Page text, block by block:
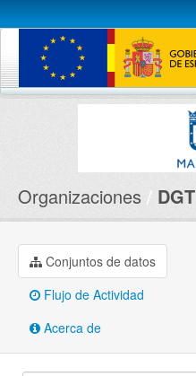
Conjuntos de datos
Organizaciones DGT
Conjuntos de datos
Flujo de Actividad
Acerca de